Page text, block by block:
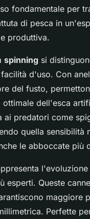
fondamentale per
di pesca in
produttiva.
spinning si
d'uso. Con
del fusto,
ottimale dell'esca
ai predatori come
quella sensibilità
le abboccate più
esperti. Queste
maggiore
Perfette